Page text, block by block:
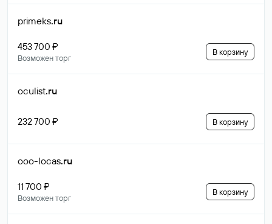
primeks.ru
453 700 ₽
Возможен торг
В корзину
oculist.ru
232 700 ₽ В корзину
ooo-locas.ru
11 700 ₽
Возможен торг
В корзину